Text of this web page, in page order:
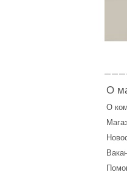
О
О